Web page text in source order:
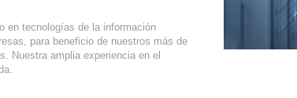
en tecnologías de la información
para beneficio de nuestros más de
Nuestra amplia experiencia en el